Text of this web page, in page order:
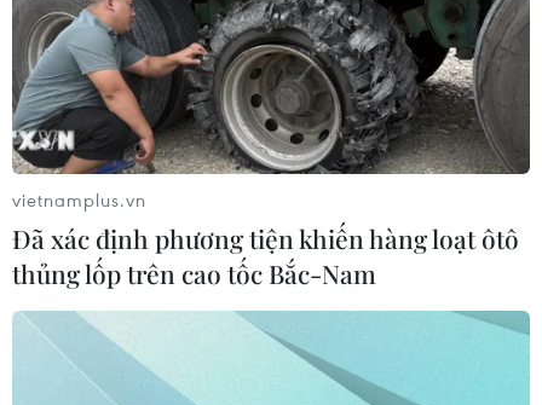
vietnamplus.vn
Đã xác định phương tiện khiến hàng loạt ôtô
thủng lốp trên cao tốc Bắc-Nam